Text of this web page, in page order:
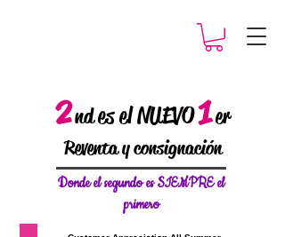
2ndes el NUEVO1er
Reventa y consignación
Donde elsegundo es SIEMPRE el
primero